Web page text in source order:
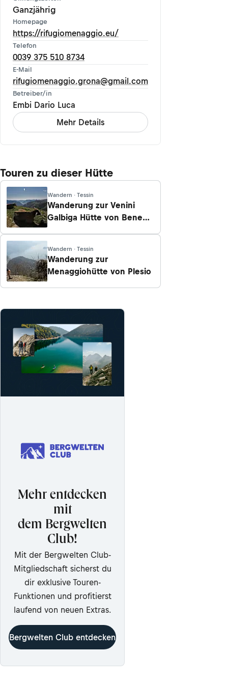
Ganzjährig
Homepage
https://rifugiomenaggio.eu/
Telefon
0039 375 510 8734
E-Mail
rifugiomenaggio.grona@gmail.com
Betreiber/in
Embi Dario Luca
Mehr Details
Touren zu dieser Hütte
Wandern · Tessin
Wanderung zur Venini
Galbiga Hütte von Bene
Wandern · Tessin
Wanderung zur
Menaggiohütte von Plesio
Mehr entdecken
mit
dem Bergwelten
Club!
Mit der Bergwelten Club-
Mitgliedschaft sicherst du
dir exklusive Touren-
Funktionen und profitierst
laufend von neuen Extras.
Bergwelten Club entdecken